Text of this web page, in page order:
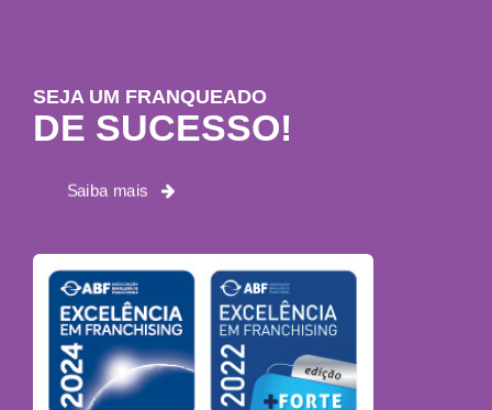
SEJA UM FRANQUEADO
DE SUCESSO!
Saiba mais